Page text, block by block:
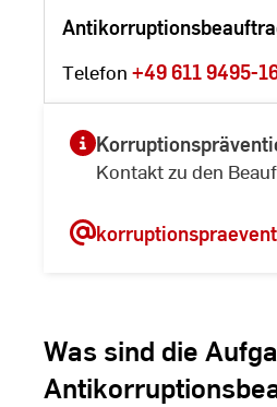
Telefon +49 611 9495-
Kontakt zu den
Was sind die